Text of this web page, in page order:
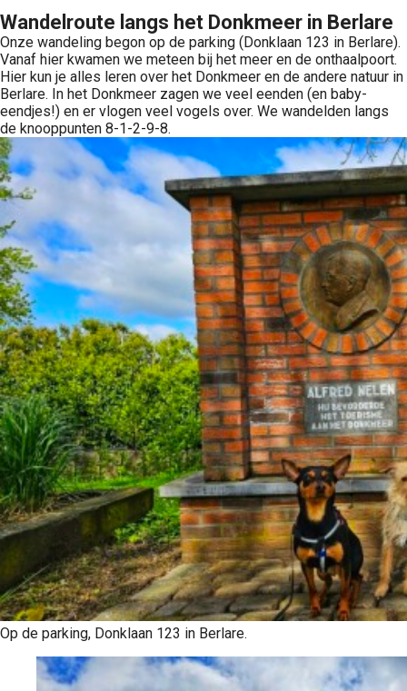
Wandelroute langs het Donkmeer in Berlare
Onze wandeling begon op de parking (Donklaan 123 in Berlare).
Vanaf hier kwamen we meteen bij het meer en de onthaalpoort.
Hier kun je alles leren over het Donkmeer en de andere natuur in
Berlare. In het Donkmeer zagen we veel eenden (en baby-
eendjes!) en er vlogen veel vogels over. We wandelden langs
de knooppunten 8-1-2-9-8.
Op de parking, Donklaan 123 in Berlare.